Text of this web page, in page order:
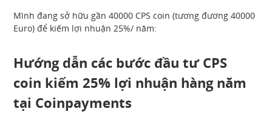
Mình đang sở hữu gần 40000 CPS coin (tương đương 40000
Euro) để kiếm lợi nhuận 25%/ năm:
Hướng dẫn các bước đầu tư CPS
coin kiếm 25% lợi nhuận hàng năm
tại Coinpayments